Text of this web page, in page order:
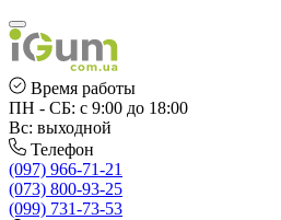
Время работы
ПН - СБ: с 9:00 до 18:00
Вс: выходной
Телефон
(097) 966-71-21
(073) 800-93-25
(099) 731-73-53